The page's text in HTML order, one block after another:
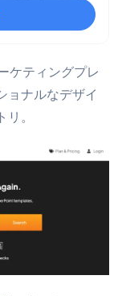
ケティングプレ
ョナルなデザイ
。